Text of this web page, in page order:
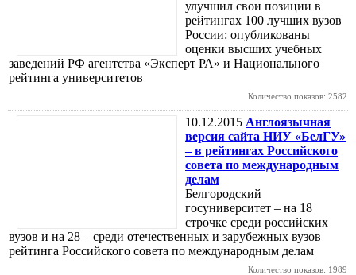
улучшил свои позиции в
рейтингах 100 лучших вузов
России: опубликованы
оценки высших учебных
заведений РФ агентства «Эксперт РА» и Национального
рейтинга университетов
Количество показов: 2582
10.12.2015 Англоязычная
версия сайта НИУ «БелГУ»
– в рейтингах Российского
совета по международным
делам
Белгородский
госуниверситет – на 18
строчке среди российских
вузов и на 28 – среди отечественных и зарубежных вузов
рейтинга Российского совета по международным делам
Количество показов: 1989